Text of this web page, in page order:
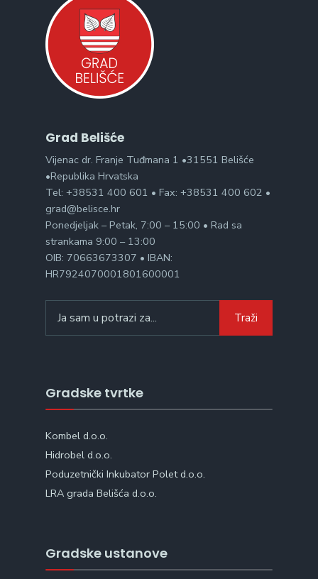
Grad Belišće
Vijenac dr. Franje Tuđmana 1 •31551 Belišće
•Republika Hrvatska
Tel: +38531 400 601 • Fax: +38531 400 602 •
grad@belisce.hr
Ponedjeljak – Petak, 7:00 – 15:00 • Rad sa
strankama 9:00 – 13:00
OIB: 70663673307 • IBAN:
HR7924070001801600001
for:
Traži
Gradske tvrtke
Kombel d.o.o.
Hidrobel d.o.o.
Poduzetnički Inkubator Polet d.o.o.
LRA grada Belišća d.o.o.
Gradske ustanove